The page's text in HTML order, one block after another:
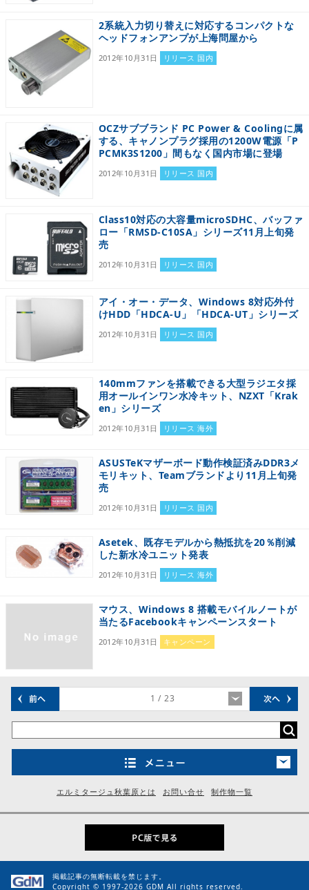
2系統入力切り替えに対応するコンパクトな
ヘッドフォンアンプが上海問屋から
2012年10月31日 リリース 国内
OCZサブブランド PC Power & Coolingに属
する、キャノンプラグ採用の1200W電源「P
PCMK3S1200」間もなく国内市場に登場
2012年10月31日 リリース 国内
Class10対応の大容量microSDHC、バッファ
ロー「RMSD-C10SA」シリーズ11月上旬発
売
2012年10月31日 リリース 国内
アイ・オー・データ、Windows 8対応外付
けHDD「HDCA-U」「HDCA-UT」シリーズ
2012年10月31日 リリース 国内
140mmファンを搭載できる大型ラジエタ採
用オールインワン水冷キット、NZXT「Krak
en」シリーズ
2012年10月31日 リリース 海外
ASUSTeKマザーボード動作検証済みDDR3メ
モリキット、Teamブランドより11月上旬発
売
2012年10月31日 リリース 国内
Asetek、既存モデルから熱抵抗を20％削減
した新水冷ユニット発表
2012年10月31日 リリース 海外
マウス、Windows 8 搭載モバイルノートが
当たるFacebookキャンペーンスタート
2012年10月31日 キャンペーン
/ 23
エルミタージュ秋葉原とは お問い合せ 制作物一覧
掲載記事の無断転載を禁じます。
Copyright © 1997-2026 GDM All rights reserved.